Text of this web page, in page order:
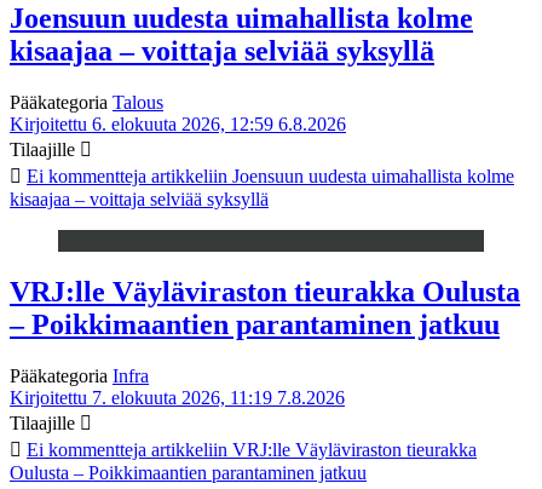
Joensuun uudesta uimahallista kolme
kisaajaa – voittaja selviää syksyllä
Pääkategoria Talous
Kirjoitettu 6. elokuuta 2026, 12:59 6.8.2026
Tilaajille
Ei kommentteja artikkeliin Joensuun uudesta uimahallista kolme
kisaajaa – voittaja selviää syksyllä
VRJ:lle Väyläviraston tieurakka Oulusta
– Poikkimaantien parantaminen jatkuu
Pääkategoria Infra
Kirjoitettu 7. elokuuta 2026, 11:19 7.8.2026
Tilaajille
Ei kommentteja artikkeliin VRJ:lle Väyläviraston tieurakka
Oulusta – Poikkimaantien parantaminen jatkuu